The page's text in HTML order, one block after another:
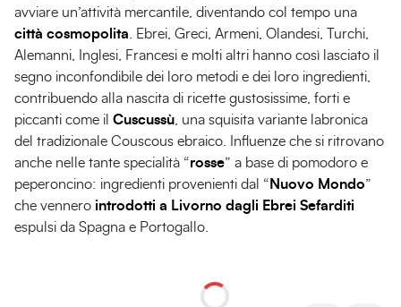
avviare un’attività mercantile, diventando col tempo una
città cosmopolita. Ebrei, Greci, Armeni, Olandesi, Turchi,
Alemanni, Inglesi, Francesi e molti altri hanno così lasciato il
segno inconfondibile dei loro metodi e dei loro ingredienti,
contribuendo alla nascita di ricette gustosissime, forti e
piccanti come il Cuscussù, una squisita variante labronica
del tradizionale Couscous ebraico. Influenze che si ritrovano
anche nelle tante specialità “rosse” a base di pomodoro e
peperoncino: ingredienti provenienti dal “ Nuovo Mondo”
che vennero introdotti a Livorno dagli Ebrei Sefarditi
espulsi da Spagna e Portogallo.